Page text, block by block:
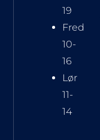
19
Fred
10-
16
Lør
11-
14